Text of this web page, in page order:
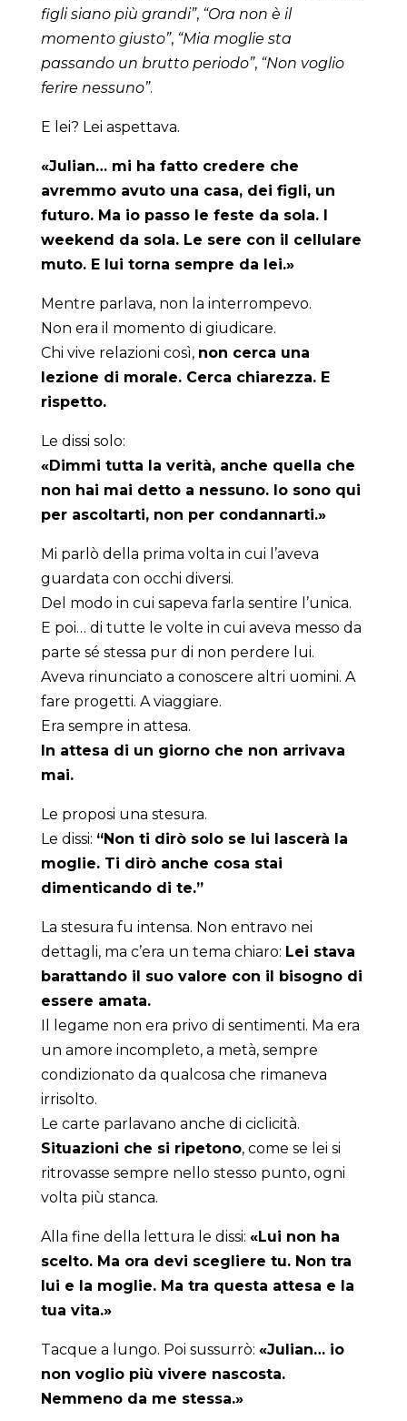
figli siano più grandi”, “Ora non è il
momento giusto”, “Mia moglie sta
passando un brutto periodo”, “Non voglio
ferire nessuno”.
E lei? Lei aspettava.
«Julian… mi ha fatto credere che
avremmo avuto una casa, dei figli, un
futuro. Ma io passo le feste da sola. I
weekend da sola. Le sere con il cellulare
muto. E lui torna sempre da lei.»
Mentre parlava, non la interrompevo.
Non era il momento di giudicare.
Chi vive relazioni così, non cerca una
lezione di morale. Cerca chiarezza. E
rispetto.
Le dissi solo:
«Dimmi tutta la verità, anche quella che
non hai mai detto a nessuno. Io sono qui
per ascoltarti, non per condannarti.»
Mi parlò della prima volta in cui l’aveva
guardata con occhi diversi.
Del modo in cui sapeva farla sentire l’unica.
E poi… di tutte le volte in cui aveva messo da
parte sé stessa pur di non perdere lui.
Aveva rinunciato a conoscere altri uomini. A
fare progetti. A viaggiare.
Era sempre in attesa.
In attesa di un giorno che non arrivava
mai.
Le proposi una stesura.
Le dissi: “Non ti dirò solo se lui lascerà la
moglie. Ti dirò anche cosa stai
dimenticando di te.”
La stesura fu intensa. Non entravo nei
dettagli, ma c’era un tema chiaro: Lei stava
barattando il suo valore con il bisogno di
essere amata.
Il legame non era privo di sentimenti. Ma era
un amore incompleto, a metà, sempre
condizionato da qualcosa che rimaneva
irrisolto.
Le carte parlavano anche di ciclicità.
Situazioni che si ripetono, come se lei si
ritrovasse sempre nello stesso punto, ogni
volta più stanca.
Alla fine della lettura le dissi: «Lui non ha
scelto. Ma ora devi scegliere tu. Non tra
lui e la moglie. Ma tra questa attesa e la
tua vita.»
Tacque a lungo. Poi sussurrò: «Julian… io
non voglio più vivere nascosta.
Nemmeno da me stessa.»